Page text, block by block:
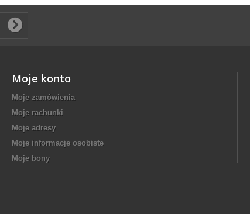
Moje konto
Moje zamówienia
Moje rachunki
Moje adresy
Moje informacje osobiste
Moje bony